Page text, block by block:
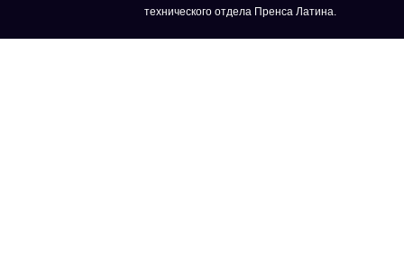
технического отдела Пренса Латина.